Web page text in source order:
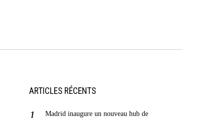
ARTICLES RÉCENTS
Madrid inaugure un nouveau hub de